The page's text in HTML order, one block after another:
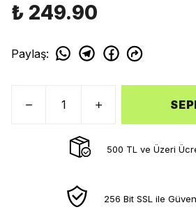
₺ 249.90
Paylaş:
500 TL ve Üzeri
256 Bit SSL ile